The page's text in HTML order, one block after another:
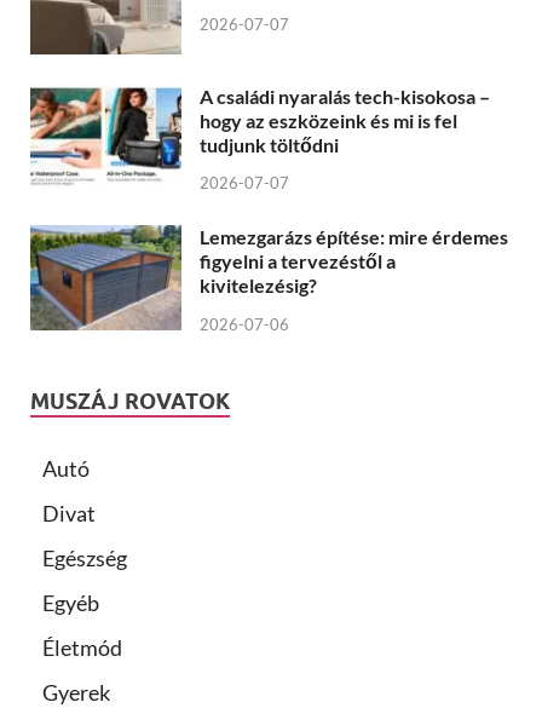
2026-07-07
A családi nyaralás tech-kisokosa –
hogy az eszközeink és mi is fel
tudjunk töltődni
2026-07-07
Lemezgarázs építése: mire érdemes
figyelni a tervezéstől a
kivitelezésig?
2026-07-06
MUSZÁJ ROVATOK
Autó
Divat
Egészség
Egyéb
Életmód
Gyerek